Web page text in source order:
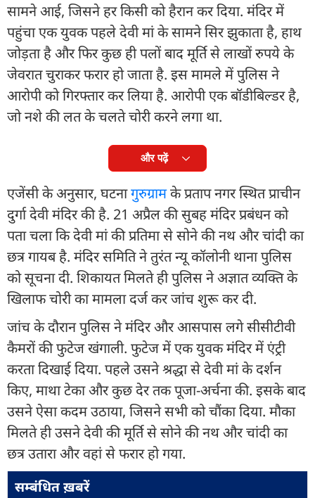
सामने आई, जिसने हर किसी को हैरान कर दिया. मंदिर में
पहुंचा एक युवक पहले देवी मां के सामने सिर झुकाता है, हाथ
जोड़ता है और फिर कुछ ही पलों बाद मूर्ति से लाखों रुपये के
जेवरात चुराकर फरार हो जाता है. इस मामले में पुलिस ने
आरोपी को गिरफ्तार कर लिया है. आरोपी एक बॉडीबिल्डर है,
जो नशे की लत के चलते चोरी करने लगा था.
और पढ़ें
एजेंसी के अनुसार, घटनागुरुग्रामके प्रताप नगर स्थित प्राचीन
दुर्गा देवी मंदिर की है. 21 अप्रैल की सुबह मंदिर प्रबंधन को
पता चला कि देवी मां की प्रतिमा से सोने की नथ और चांदी का
छत्र गायब है. मंदिर समिति ने तुरंत न्यू कॉलोनी थाना पुलिस
को सूचना दी. शिकायत मिलते ही पुलिस ने अज्ञात व्यक्ति के
खिलाफ चोरी का मामला दर्ज कर जांच शुरू कर दी.
जांच के दौरान पुलिस ने मंदिर और आसपास लगे सीसीटीवी
कैमरों की फुटेज खंगाली. फुटेज में एक युवक मंदिर में एंट्री
करता दिखाई दिया. पहले उसने श्रद्धा से देवी मां के दर्शन
किए, माथा टेका और कुछ देर तक पूजा-अर्चना की. इसके बाद
उसने ऐसा कदम उठाया, जिसने सभी को चौंका दिया. मौका
मिलते ही उसने देवी की मूर्ति से सोने की नथ और चांदी का
छत्र उतारा और वहां से फरार हो गया.
सम्बंधित ख़बरें